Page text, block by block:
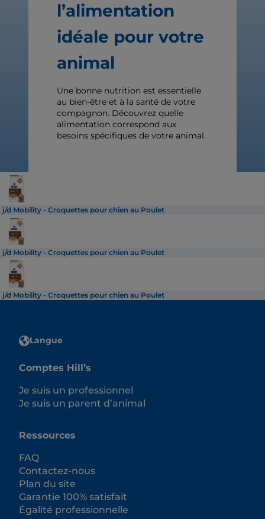
l’alimentation
idéale pour votre
animal
Une bonne nutrition est essentielle
au bien-être et à la santé de votre
compagnon. Découvrez quelle
alimentation correspond aux
besoins spécifiques de votre animal.
j/d Mobility - Croquettes pour chien au Poulet
j/d Mobility - Croquettes pour chien au Poulet
j/d Mobility - Croquettes pour chien au Poulet
Langue
Comptes Hill’s
Je suis un professionnel
Je suis un parent d’animal
Ressources
FAQ
Contactez-nous
Plan du site
Garantie 100% satisfait
Égalité professionnelle